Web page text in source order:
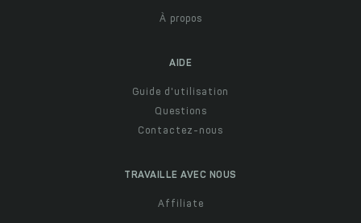
À propos
AIDE
Guide d'utilisation
Questions
Contactez-nous
TRAVAILLE AVEC NOUS
Affiliate